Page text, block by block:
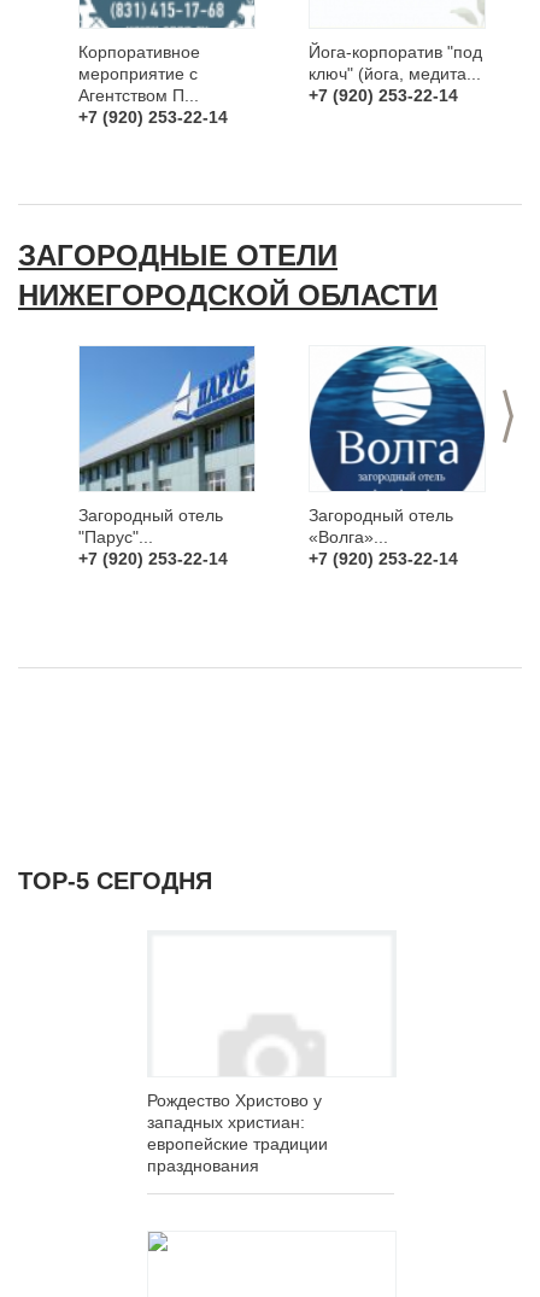
Корпоративное
мероприятие с
Агентством П...
+7 (920) 253-22-14
Йога-корпоратив "под
ключ" (йога, медита...
+7 (920) 253-22-14
ЗАГОРОДНЫЕ ОТЕЛИ
НИЖЕГОРОДСКОЙ ОБЛАСТИ
>
Загородный отель
"Парус"...
+7 (920) 253-22-14
Загородный отель
«Волга»...
+7 (920) 253-22-14
ТОР-5 СЕГОДНЯ
Рождество Христово у
западных христиан:
европейские традиции
празднования